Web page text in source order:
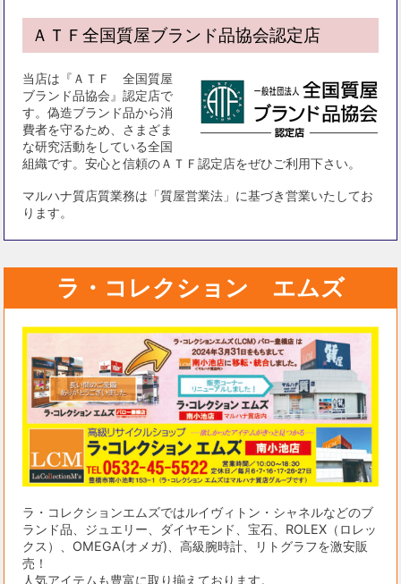
ＡＴＦ全国質屋ブランド品協会認定店
当店は『ＡＴＦ 全国質屋
ブランド品協会』認定店で
す。偽造ブランド品から消
費者を守るため、さまざま
な研究活動をしている全国
組織です。安心と信頼のＡＴＦ認定店をぜひご利用下さい。
マルハナ質店質業務は「質屋営業法」に基づき営業いたしてお
ります。
ラ・コレクション エムズ
ラ・コレクションエムズではルイヴィトン・シャネルなどのブ
ランド品、ジュエリー、ダイヤモンド、宝石、ROLEX（ロレッ
クス）、OMEGA(オメガ)、高級腕時計、リトグラフを激安販
売！
人気アイテムも豊富に取り揃えております。